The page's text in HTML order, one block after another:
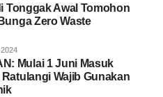
Tonggak Awal Tomohon
Zero Waste
Mulai 1 Juni Masuk
Ratulangi Wajib Gunakan